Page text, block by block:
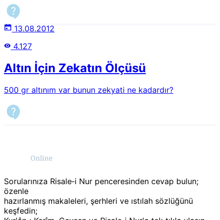
alacaklılarda nasıl hesaplanır?
13.08.2012
4.127
Altın İçin Zekatın Ölçüsü
500 gr altınım var bunun zekyati ne kadardır?
Sorularınıza Risale‑i Nur penceresinden cevap bulun;
özenle
hazırlanmış makaleleri, şerhleri ve ıstılah sözlüğünü
keşfedin;